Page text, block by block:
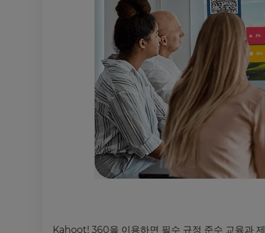
Kahoot! 360을 이용하면 필수 규정 준수 교육과